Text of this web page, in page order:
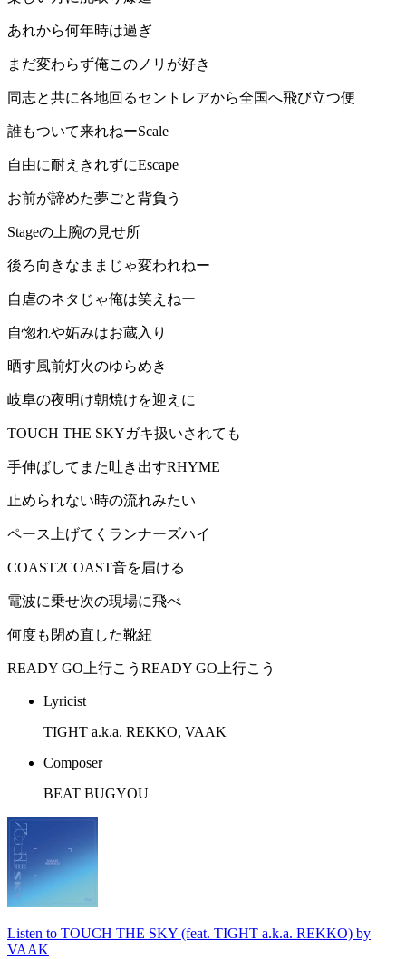
あれから何年時は過ぎ
まだ変わらず俺このノリが好き
同志と共に各地回るセントレアから全国へ飛び立つ便
誰もついて来れねーScale
自由に耐えきれずにEscape
お前が諦めた夢ごと背負う
Stageの上腕の見せ所
後ろ向きなままじゃ変われねー
自虐のネタじゃ俺は笑えねー
自惚れや妬みはお蔵入り
晒す風前灯火のゆらめき
岐阜の夜明け朝焼けを迎えに
TOUCH THE SKYガキ扱いされても
手伸ばしてまた吐き出すRHYME
止められない時の流れみたい
ペース上げてくランナーズハイ
COAST2COAST音を届ける
電波に乗せ次の現場に飛べ
何度も閉め直した靴紐
READY GO上行こうREADY GO上行こう
Lyricist
TIGHT a.k.a. REKKO, VAAK
Composer
BEAT BUGYOU
Listen to TOUCH THE SKY (feat. TIGHT a.k.a. REKKO) by
VAAK